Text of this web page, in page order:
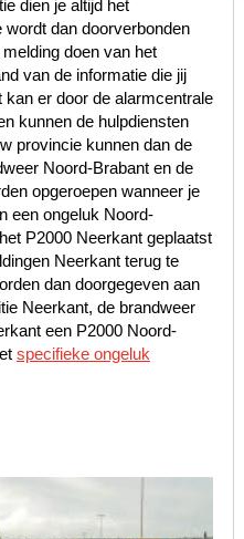
dien je altijd het
dan doorverbonden
doen van het
van de informatie die jij
kan er door de alarmcentrale
kunnen de hulpdiensten
provincie kunnen dan de
Noord-Brabant en de
opgeroepen wanneer je
een ongeluk Noord-
P2000 Neerkant geplaatst
Neerkant terug te
dan doorgegeven aan
Neerkant, de brandweer
een P2000 Noord-
specifieke ongeluk